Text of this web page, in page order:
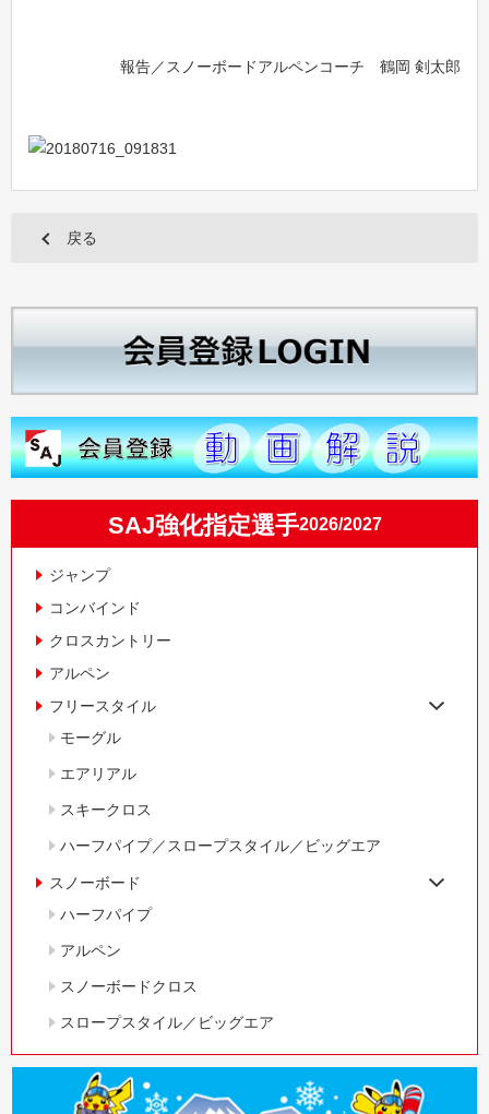
報告／スノーボードアルペンコーチ 鶴岡 剣太郎
戻る
SAJ強化指定選手2026/2027
ジャンプ
コンバインド
クロスカントリー
アルペン
フリースタイル
モーグル
エアリアル
スキークロス
ハーフパイプ／スロープスタイル／ビッグエア
スノーボード
ハーフパイプ
アルペン
スノーボードクロス
スロープスタイル／ビッグエア